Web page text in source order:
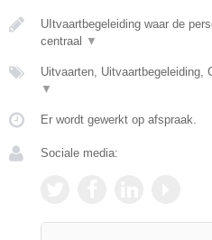
UItvaartbegeleiding waar de
centraal
▼
Uitvaarten, Uitvaartbegeleiding,
▼
Er wordt gewerkt op afspraak.
Sociale media: